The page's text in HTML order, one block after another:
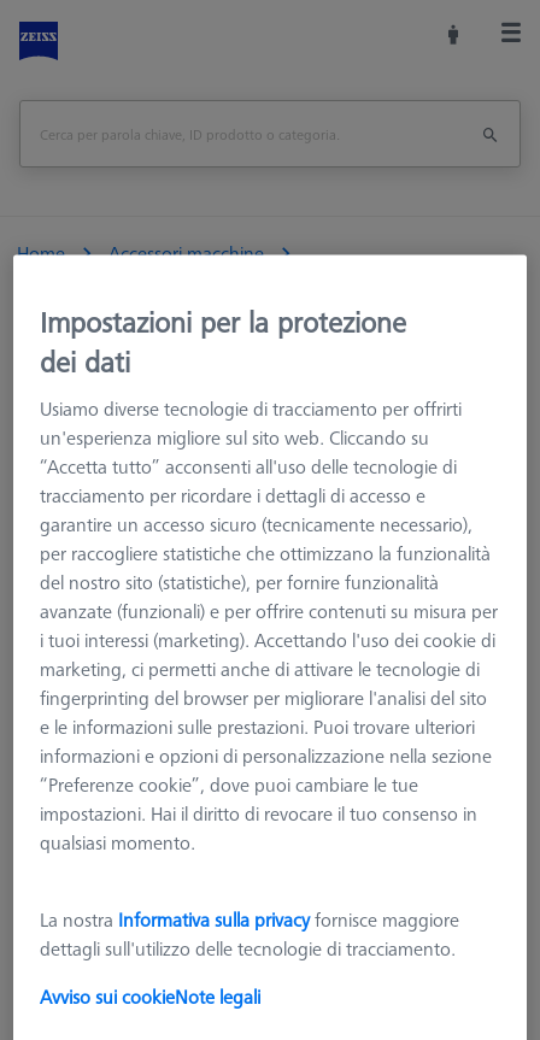
Home
Accessori macchine
Artefatti verifica metrologica
Calibrazione DAkkS per CMM Check RT
Stampa pagina
<<Panoramica
SERVIZI DI CALIBRAZIONE DAKKS
Calibrazione DAkkS per CMM Check
626001-0290-000
2.050,00 €
Impostazioni per la protezione
dei dati
Usiamo diverse tecnologie di tracciamento per offrirti
un'esperienza migliore sul sito web. Cliccando su
“Accetta tutto” acconsenti all'uso delle tecnologie di
tracciamento per ricordare i dettagli di accesso e
garantire un accesso sicuro (tecnicamente necessario),
per raccogliere statistiche che ottimizzano la funzionalità
del nostro sito (statistiche), per fornire funzionalità
avanzate (funzionali) e per offrire contenuti su misura per
i tuoi interessi (marketing). Accettando l'uso dei cookie di
marketing, ci permetti anche di attivare le tecnologie di
fingerprinting del browser per migliorare l'analisi del sito
e le informazioni sulle prestazioni. Puoi trovare ulteriori
informazioni e opzioni di personalizzazione nella sezione
“Preferenze cookie”, dove puoi cambiare le tue
impostazioni. Hai il diritto di revocare il tuo consenso in
qualsiasi momento.
La nostra Informativa sulla privacyfornisce maggiore
dettagli sull'utilizzo delle tecnologie di tracciamento.
Avviso sui cookieNote legali